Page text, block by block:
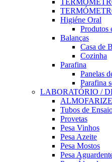
Higiéne Oral
Produtos
Balanças
Casa de
Cozinha
Parafina
Panelas
Parafina
LABORATÓRIO /
Tubos de
Provetas
Pesa Vinhos
Pesa Azeite
Pesa Mostos
Pesa